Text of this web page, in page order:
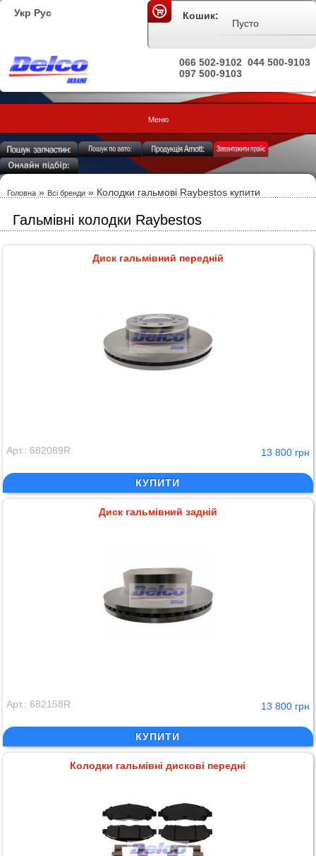
Укр Рус
044 500-9103
066 502-9102
097 500-9103
Кошик:
Пусто
Меню
Головна » Всі бренди » Колодки гальмові Raybestos купити
Гальмівні колодки Raybestos
Диск гальмівний передній
Арт.: 682089R 13 800 грн
КУПИТИ
Диск гальмівний задній
Арт.: 682158R 13 800 грн
КУПИТИ
Колодки гальмівні дискові передні